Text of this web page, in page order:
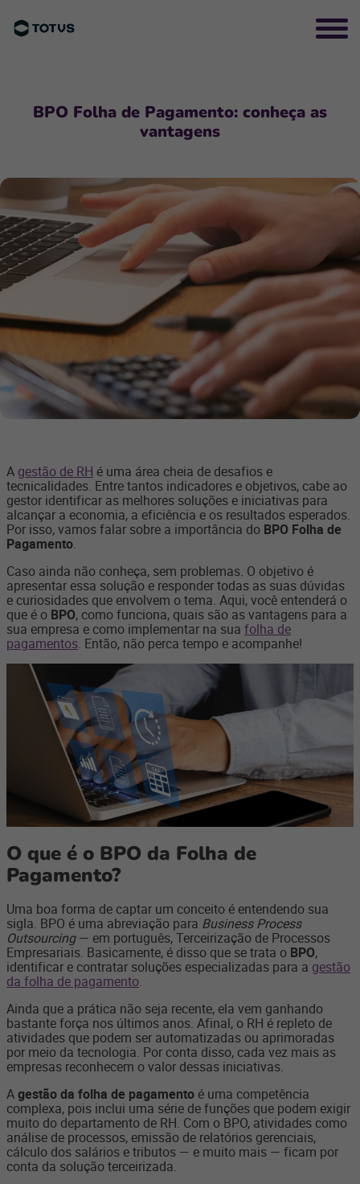
BPO Folha de Pagamento: conheça as
vantagens
A gestão de RH é uma área cheia de desafios e
tecnicalidades. Entre tantos indicadores e objetivos, cabe ao
gestor identificar as melhores soluções e iniciativas para
alcançar a economia, a eficiência e os resultados esperados.
Por isso, vamos falar sobre a importância do BPO Folha de
Pagamento.
Caso ainda não conheça, sem problemas. O objetivo é
apresentar essa solução e responder todas as suas dúvidas
e curiosidades que envolvem o tema. Aqui, você entenderá o
que é o BPO, como funciona, quais são as vantagens para a
sua empresa e como implementar na sua folha de
pagamentos. Então, não perca tempo e acompanhe!
O que é o BPO da Folha de
Pagamento?
Uma boa forma de captar um conceito é entendendo sua
sigla. BPO é uma abreviação para Business Process
Outsourcing— em português, Terceirização de Processos
Empresariais. Basicamente, é disso que se trata o BPO,
identificar e contratar soluções especializadas para a gestão
da folha de pagamento.
Ainda que a prática não seja recente, ela vem ganhando
bastante força nos últimos anos. Afinal, o RH é repleto de
atividades que podem ser automatizadas ou aprimoradas
por meio da tecnologia. Por conta disso, cada vez mais as
empresas reconhecem o valor dessas iniciativas.
Agestão da folha de pagamento é uma competência
complexa, pois inclui uma série de funções que podem exigir
muito do departamento de RH. Com o BPO, atividades como
análise de processos, emissão de relatórios gerenciais,
cálculo dos salários e tributos — e muito mais — ficam por
conta da solução terceirizada.